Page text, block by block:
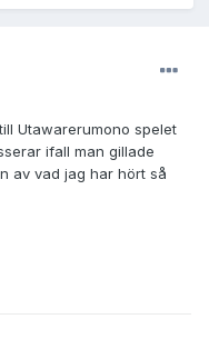
Utawarerumono spelet
ifall man gillade
av vad jag har hört så